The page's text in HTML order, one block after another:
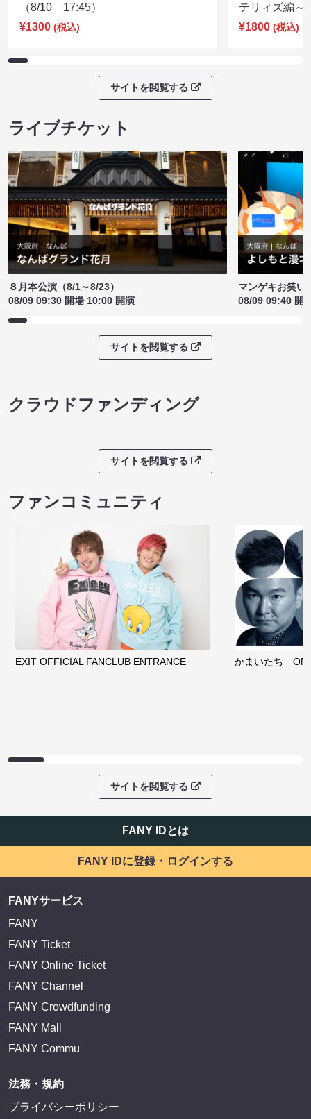
（8/10 17:45）
¥1300 (税込)
テリィズ編
¥1800 (税込)
サイトを閲覧する
ライブチケット
８月本公演（8/1～8/23）
08/09 09:30 開場 10:00 開演
マンゲキお笑い
08/09 09:40 開
サイトを閲覧する
クラウドファンディング
サイトを閲覧する
ファンコミュニティ
EXIT OFFICIAL FANCLUB ENTRANCE かまいたち
サイトを閲覧する
FANY IDとは
FANY IDに登録・ログインする
FANYサービス
FANY
FANY Ticket
FANY Online Ticket
FANY Channel
FANY Crowdfunding
FANY Mall
FANY Commu
法務・規約
プライバシーポリシー